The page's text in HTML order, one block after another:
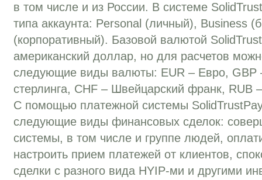
в том числе и из России. В системе
типа аккаунта: Personal (личный), Business
(корпоративный). Базовой валютой
американский доллар, но для расчетов
следующие виды валюты: EUR – Евро, GBP
стерлинга, CHF – Швейцарский франк, RUB
С помощью платежной системы
следующие виды финансовых сделок:
системы, в том числе и группе людей,
настроить прием платежей от клиентов,
сделки с разного вида HYIP-ми и другими